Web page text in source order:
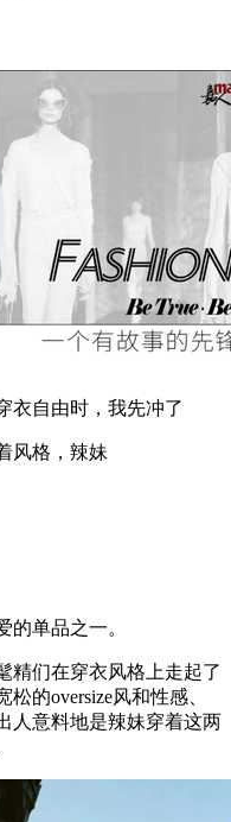
自由时，我先冲了
格，辣妹
单品之一。
们在穿衣风格上走起了
的oversize风和性感、
人意料地是辣妹穿着这两